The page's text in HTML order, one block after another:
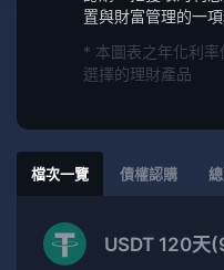
置與財富管理的一項
* 本圖表之年化利
選擇的理財產品
檔次一覽 債權認購
USDT 120天